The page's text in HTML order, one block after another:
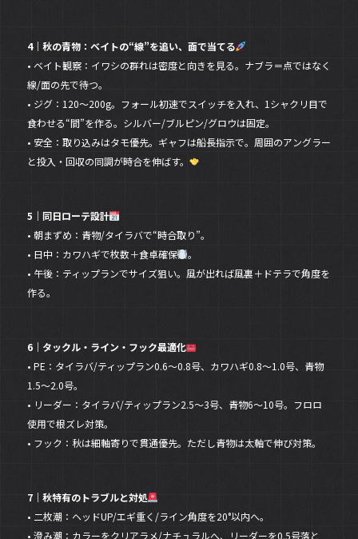
4｜秋の青物：ベイトの“線”を追い、面で当てる
• ベイト観察：イワシの群れは密度と向きを見る。ナブラ＝点ではなく
線/面の先で待つ。
• ジグ：120〜200g。フォール初速でスイッチを入れ、1シャクリ目で
食わせる“間”を作る。シルバー/ブルピン/グロウは固定。
• 安全：取り込みはタモ優先。ギャフは船長指示で。周囲のアングラー
と投入・回収の同調が時合を伸ばす。
5｜同日ローテ設計
• 朝まずめ：青物/タイラバで“時合取り”。
• 日中：カワハギで枚数＋食卓確保
。
• 午後：ティップランでサイズ狙い。風が出れば風裏＋ドテラで角度を
作る。
6｜タックル・ライン・フック最適化
• PE：タイラバ/ティップラン0.6〜0.8号、カワハギ0.8〜1.0号、青物
1.5〜2.0号。
• リーダー：タイラバ/ティップラン2.5〜3号、青物6〜10号。フロロ
使用で根ズレ対策。
• フック：秋は細軸寄りで貫通優先。ただし青物は太軸で伸び対策。
7｜秋特有のトラブルと対処
• 二枚潮：ヘッドUP/エギ重く/ライン角度を20°以内へ。
• 澄み潮：カラーをクリアラメ/ナチュラルへ、リーダーを0.5号落と